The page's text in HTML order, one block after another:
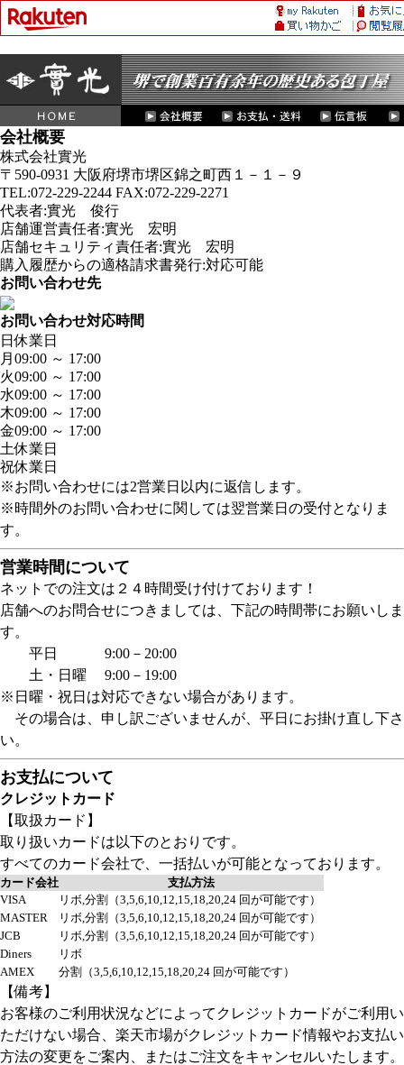
会社概要
株式会社實光
〒590-0931 大阪府堺市堺区錦之町西１－１－９
TEL:072-229-2244 FAX:072-229-2271
代表者:實光 俊行
店舗運営責任者:實光 宏明
店舗セキュリティ責任者:實光 宏明
購入履歴からの適格請求書発行:対応可能
お問い合わせ先
お問い合わせ対応時間
日休業日
月 09:00 ～ 17:00
火09:00 ～ 17:00
水09:00 ～ 17:00
木09:00 ～ 17:00
金09:00 ～ 17:00
土休業日
祝休業日
※お問い合わせには2営業日以内に返信します。
※時間外のお問い合わせに関しては翌営業日の受付となりま
す。
営業時間について
ネットでの注文は２４時間受け付けております！
店舗へのお問合せにつきましては、下記の時間帯にお願いしま
す。
平日 9:00－20:00
土・日曜 9:00－19:00
※日曜・祝日は対応できない場合があります。
その場合は、申し訳ございませんが、平日にお掛け直し下さ
い。
お支払について
クレジットカード
【取扱カード】
取り扱いカードは以下のとおりです。
すべてのカード会社で、一括払いが可能となっております。
カード会社
支払方法
VISA
リボ,分割（3,5,6,10,12,15,18,20,24 回が可能です）
MASTER
リボ,分割（3,5,6,10,12,15,18,20,24 回が可能です）
JCB
リボ,分割（3,5,6,10,12,15,18,20,24 回が可能です）
Diners
リボ
AMEX
分割（3,5,6,10,12,15,18,20,24 回が可能です）
【備考】
お客様のご利用状況などによってクレジットカードがご利用い
ただけない場合、楽天市場がクレジットカード情報やお支払い
方法の変更をご案内、またはご注文をキャンセルいたします。